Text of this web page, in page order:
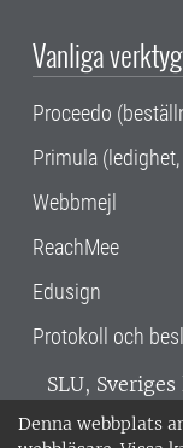
Denna webbplats
Vanliga verktyg
Proceedo
Primula
Webbmejl
ReachMee
Edusign
Protokoll och
SLU,
verksamhet
Alnarp,